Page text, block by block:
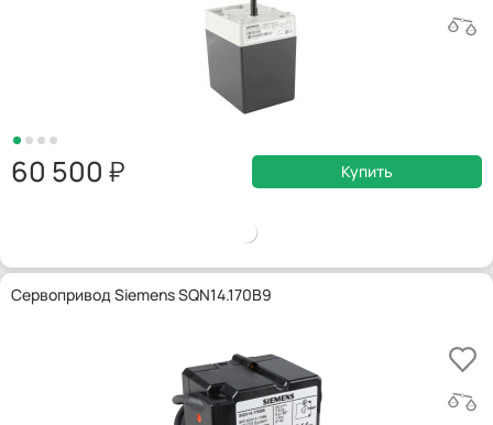
60 500 Купить
Сервопривод Siemens SQN14.170B9